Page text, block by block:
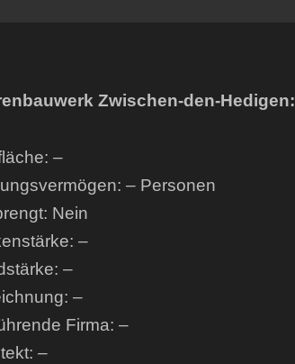
Zwischen-den-Hedigen:
–
– Personen
Nein
–
–
–
Firma: –
–